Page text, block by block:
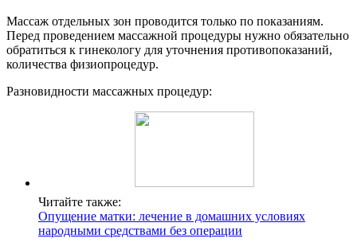
Массаж отдельных зон проводится только по показаниям.
Перед проведением массажной процедуры нужно обязательно
обратиться к гинекологу для уточнения противопоказаний,
количества физиопроцедур.
Разновидности массажных процедур:
Читайте также:
Опущение матки: лечение в домашних условиях
народными средствами без операции